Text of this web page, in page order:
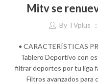
Mitv se
By TVplus
• CARACTERÍSTICAS
Tablero Deportivo con
filtrar deportes por tu liga
Filtros avanzados para